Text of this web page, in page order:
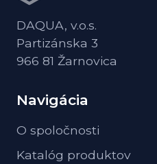
DAQUA, v.o.s.
Partizánska 3
966 81 Žarnovica
Navigácia
O spoločnosti
Katalóg produktov